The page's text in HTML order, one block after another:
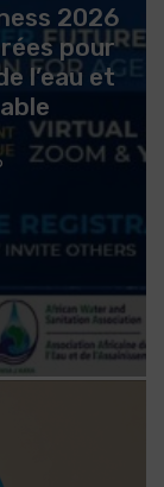
2026
pour
l’eau et